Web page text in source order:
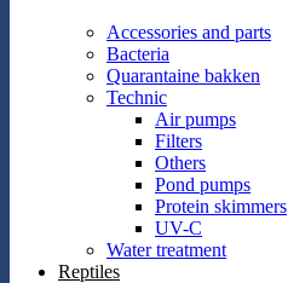
Accessories and parts
Bacteria
Quarantaine bakken
Technic
Air pumps
Filters
Others
Pond pumps
Protein skimmers
UV-C
Water treatment
Reptiles